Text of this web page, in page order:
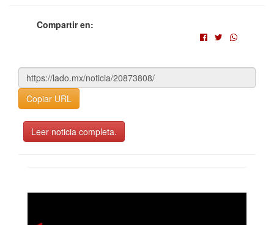
Compartir en:
Copiar URL
Leer noticia completa.